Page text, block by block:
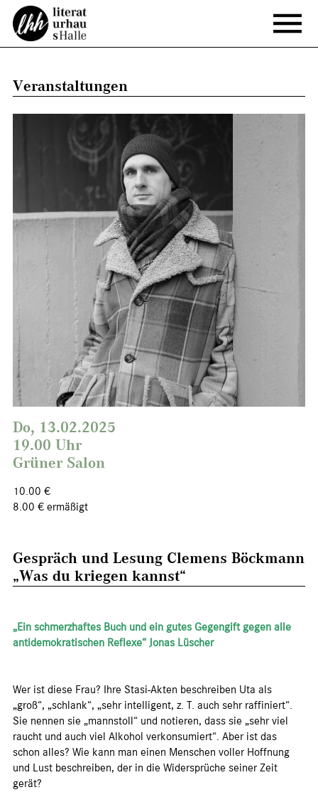
Veranstaltungen
Do, 13.02.2025
19.00 Uhr
Grüner Salon
10.00 €
8.00 € ermäßigt
Gespräch und Lesung Clemens Böckmann
„Was du kriegen kannst“
„Ein schmerzhaftes Buch und ein gutes Gegengift gegen alle
antidemokratischen Reflexe“ Jonas Lüscher
Wer ist diese Frau? Ihre Stasi-Akten beschreiben Uta als
„groß“, „schlank“, „sehr intelligent, z. T. auch sehr raffiniert“.
Sie nennen sie „mannstoll“ und notieren, dass sie „sehr viel
raucht und auch viel Alkohol verkonsumiert“. Aber ist das
schon alles? Wie kann man einen Menschen voller Hoffnung
und Lust beschreiben, der in die Widersprüche seiner Zeit
gerät?